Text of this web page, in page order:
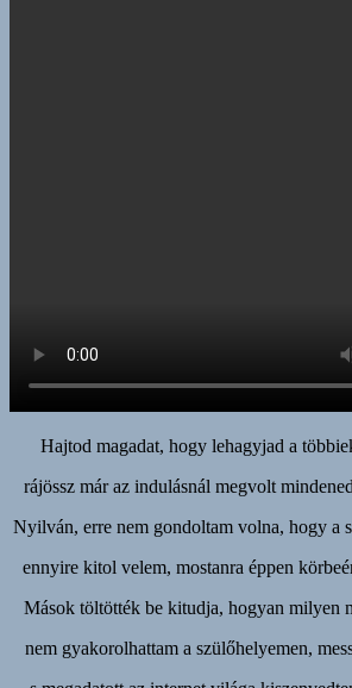
Hajtod magadat, hogy lehagyjad a
rájössz már az indulásnál megvolt
Nyilván, erre nem gondoltam volna, hogy a
ennyire kitol velem, mostanra éppen
Mások töltötték be kitudja, hogyan milyen
nem gyakorolhattam a szülőhelyemen,